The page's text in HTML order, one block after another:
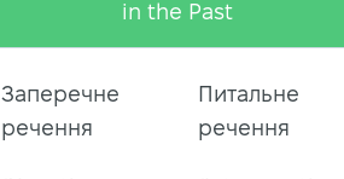
in the Past
Заперечне
речення
Питальне
речення